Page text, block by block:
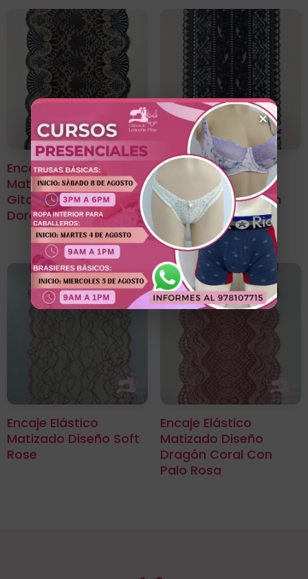
Encaje Elástico
Matizado Diseño
Gitana Negro Con
Dorado
Encaje Elástico
Matizado Diseño
Jazmine Negro Con
Plateado
Encaje Elástico
Matizado Diseño Soft
Rose
Encaje Elástico
Matizado Diseño
Dragón Coral Con
Palo Rosa
×